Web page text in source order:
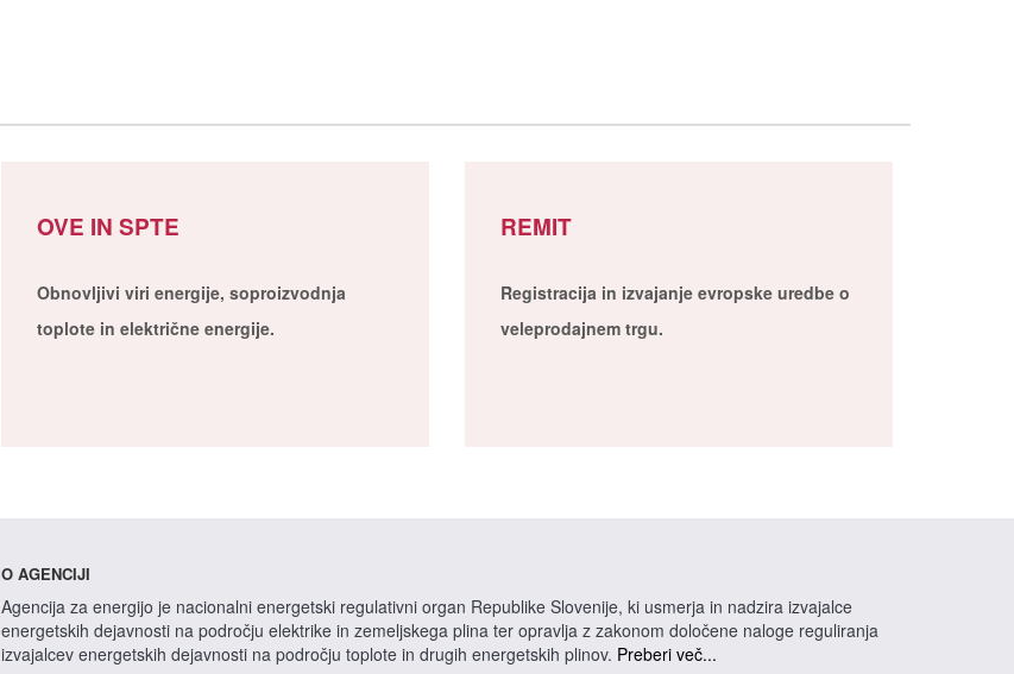
OVE IN SPTE
Obnovljivi viri energije, soproizvodnja
toplote in električne energije.
REMIT
Registracija in izvajanje evropske uredbe o
veleprodajnem trgu.
O AGENCIJI
Agencija za energijo je nacionalni energetski regulativni organ Republike Slovenije, ki usmerja in nadzira izvajalce
energetskih dejavnosti na področju elektrike in zemeljskega plina ter opravlja z zakonom določene naloge reguliranja
izvajalcev energetskih dejavnosti na področju toplote in drugih energetskih plinov. Preberi več...